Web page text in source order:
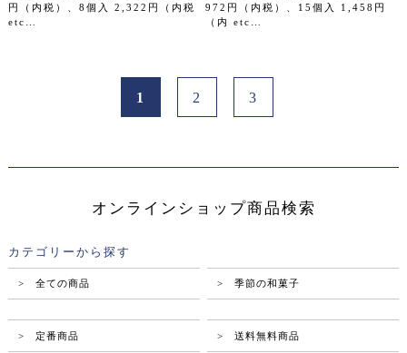
円（内税）、8個入 2,322円（内税
etc…
972円（内税）、15個入 1,458円
（内 etc…
1 2 3
オンラインショップ商品検索
カテゴリーから探す
> 全ての商品 > 季節の和菓子
> 定番商品 > 送料無料商品